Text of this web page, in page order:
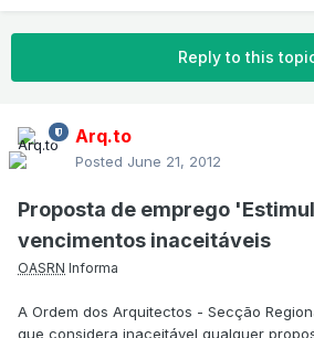
Reply to this
Arq.to
Posted June 21, 2012
Proposta de emprego
vencimentos inaceitáveis
OASRN Informa
A Ordem dos Arquitectos - Secção
que considera inaceitável qualquer